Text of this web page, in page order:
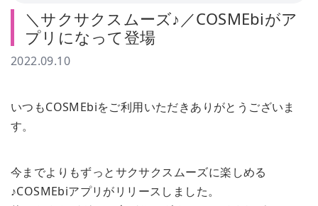
＼サクサクスムーズ♪／COSMEbiがア
プリになって登場
2022.09.10
いつもCOSMEbiをご利用いただきありがとうございま
す。
今までよりもずっとサクサクスムーズに楽しめる
♪COSMEbiアプリがリリースしました。